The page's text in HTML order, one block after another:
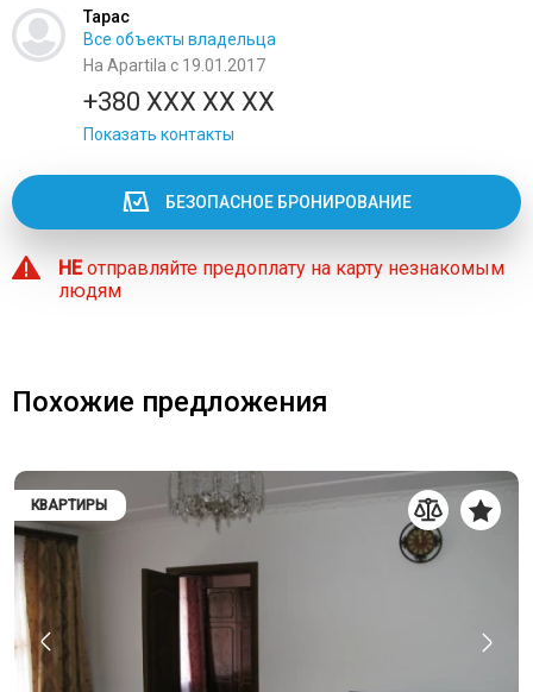
Тарас
Все объекты владельца
На Apartila с 19.01.2017
+380 XXX XX XX
Показать контакты
БЕЗОПАСНОЕ БРОНИРОВАНИЕ
НЕотправляйте предоплату на карту незнакомым
людям
Похожие предложения
КВАРТИРЫ